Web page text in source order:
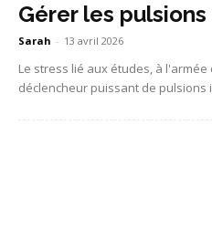
Gérer les
Sarah - 13 avril 2026
Le stress lié aux études, à
déclencheur puissant de pulsions